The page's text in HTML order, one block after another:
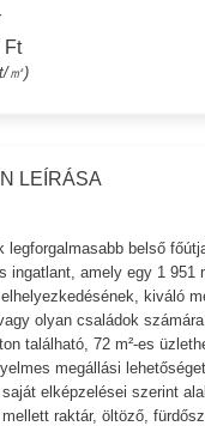
Ft
㎡)
LEÍRÁSA
legforgalmasabb belső
ingatlant, amely egy 1 951
kiváló
olyan családok
található, 72 m²-es
megállási
elképzelései szerint
raktár, öltöző,